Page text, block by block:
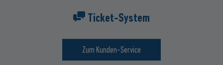
Ticket-System
Zum Kunden-Service